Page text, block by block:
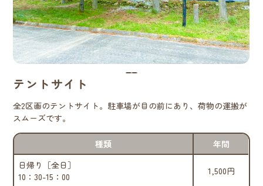
テントサイト
全2区画のテントサイト。駐車場が目の前にあり、荷物の運搬が
スムーズです。
種類
年間
日帰り［全日］
10：30-15：00
1,500円